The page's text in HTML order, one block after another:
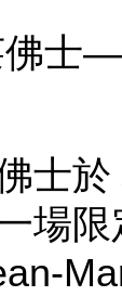
佛士
士
場